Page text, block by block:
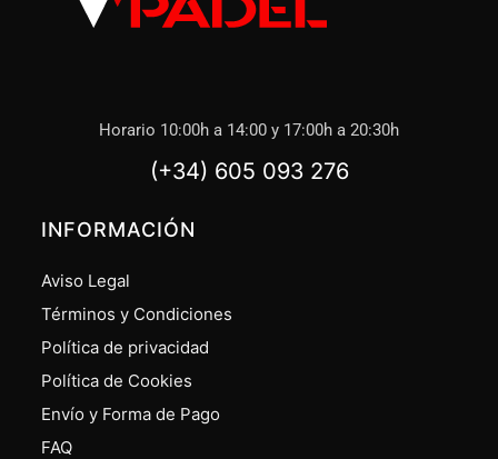
Horario 10:00h a 14:00 y 17:00h a 20:30h
(+34) 605 093 276
INFORMACIÓN
Aviso Legal
Términos y Condiciones
Política de privacidad
Política de Cookies
Envío y Forma de Pago
FAQ